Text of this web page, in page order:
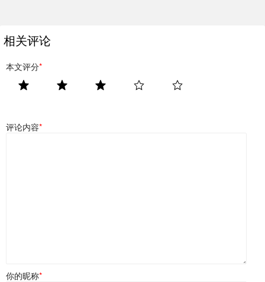
相关评论
本文评分*
评论内容*
你的昵称*